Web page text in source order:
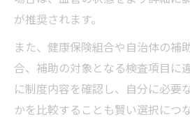
が推奨されます。
また、健康保険組合や自治体の補
合、補助の対象となる検査項目に
に制度内容を確認し、自分に必要
かを比較することも賢い選択につ